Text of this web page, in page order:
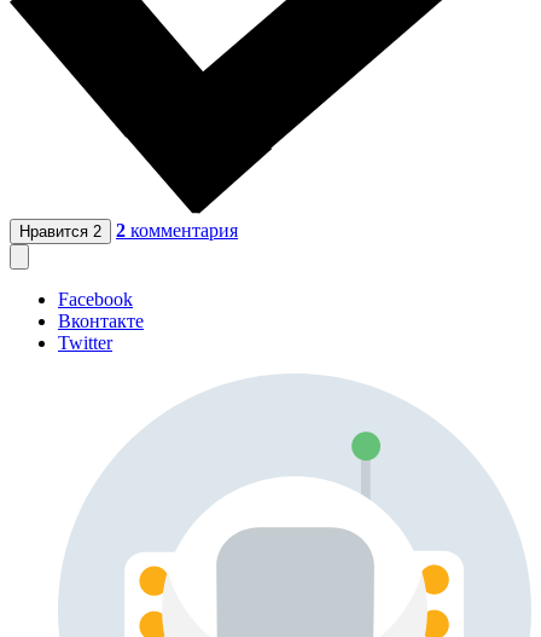
Нравится 2 2 комментария
Facebook
Вконтакте
Twitter